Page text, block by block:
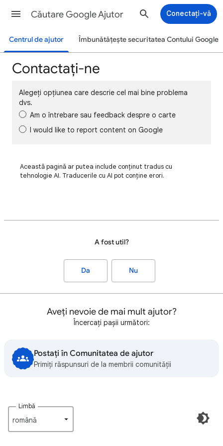
Căutare Google Ajutor Conectați-vă
Centrul de ajutor Îmbunătățește securitatea Contului Google
Contactați-ne
Alegeți opțiunea care descrie cel mai bine problema
dvs.
Am o întrebare sau feedback despre o carte
I would like to report content on Google
Această pagină ar putea include conținut tradus cu
tehnologie AI. Traducerile cu AI pot conține erori.
A fost util?
Da Nu
Aveți nevoie de mai mult ajutor?
Încercați pașii următori:
Postați în Comunitatea de ajutor
Primiți răspunsuri de la membrii comunității
Limbă
română‎